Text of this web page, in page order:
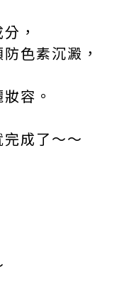
，
色素沉澱，
容。
成了～～